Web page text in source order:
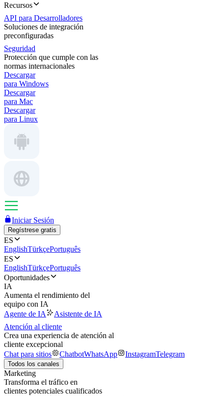
Recursos
API para Desarrolladores
Soluciones de integración
preconfiguradas
Seguridad
Protección que cumple con las
normas internacionales
Descargar
para Windows
Descargar
para Mac
Descargar
para Linux
Iniciar Sesión
Regístrese gratis
ES
EnglishTürkçePortuguês
ES
EnglishTürkçePortuguês
Oportunidades
IA
Aumenta el rendimiento del
equipo con IA
Agente de IA
Asistente de IA
Atención al cliente
Crea una experiencia de atención al
cliente excepcional
Chat para sitios
ChatbotWhatsApp InstagramTelegram
Todos los canales
Marketing
Transforma el tráfico en
clientes potenciales cualificados